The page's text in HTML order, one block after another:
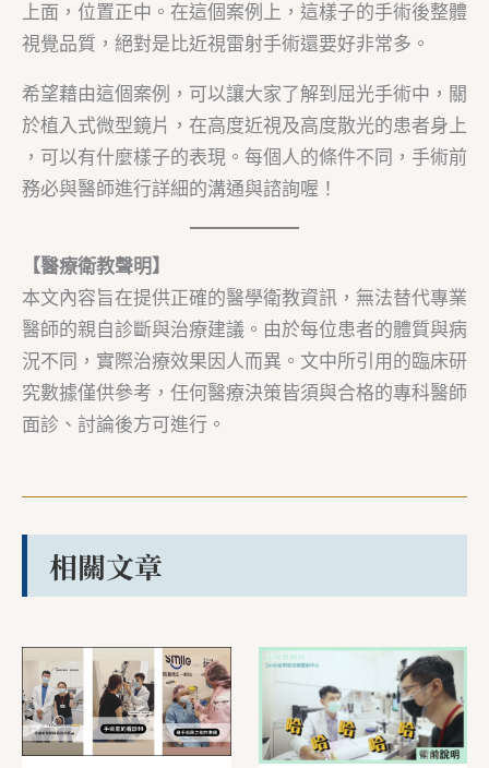
上面，位置正中。在這個案例上，這樣子的手術後整體
視覺品質，絕對是比近視雷射手術還要好非常多。
希望藉由這個案例，可以讓大家了解到屈光手術中，關
於植入式微型鏡片，在高度近視及高度散光的患者身上
，可以有什麼樣子的表現。每個人的條件不同，手術前
務必與醫師進行詳細的溝通與諮詢喔！
【醫療衛教聲明】
本文內容旨在提供正確的醫學衛教資訊，無法替代專業
醫師的親自診斷與治療建議。由於每位患者的體質與病
況不同，實際治療效果因人而異。文中所引用的臨床研
究數據僅供參考，任何醫療決策皆須與合格的專科醫師
面診、討論後方可進行。
相關文章